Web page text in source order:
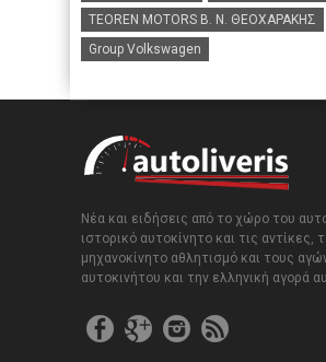
TEOREN MOTORS B. N. ΘΕΟΧΑΡΑΚΗΣ
Group Volkswagen
Νέα και ειδήσεις από το χώρο του
ιστορικό αυτοκίνητο και τις αντίκες,
μηχανοκίνητο αθλητισμό και τους
αυτοκινήτου και την ελληνική αγορά